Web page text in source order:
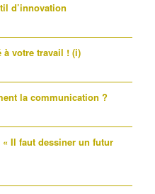
d’innovation
votre travail ! (i)
la communication ?
Il faut dessiner un futur